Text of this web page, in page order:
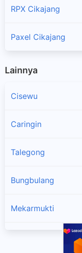
RPX Cikajang
Paxel Cikajang
Lainnya
Cisewu
Caringin
Talegong
Bungbulang
Mekarmukti